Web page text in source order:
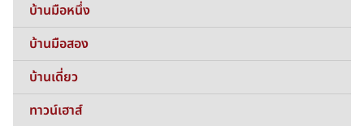
บ้านมือหนึ่ง
บ้านมือสอง
บ้านเดี่ยว
ทาวน์เฮาส์